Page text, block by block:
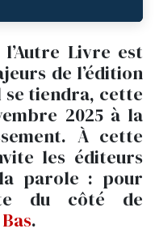
l’Autre Livre est
de l’édition
se tiendra, cette
2025 à la
À cette
les éditeurs
parole : pour
du côté de
.